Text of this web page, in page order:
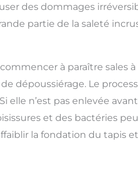
des dommages
partie de la saleté
à paraître sales à
dépoussiérage. Le
elle n’est pas enlevée
et des bactéries
la fondation du tapis